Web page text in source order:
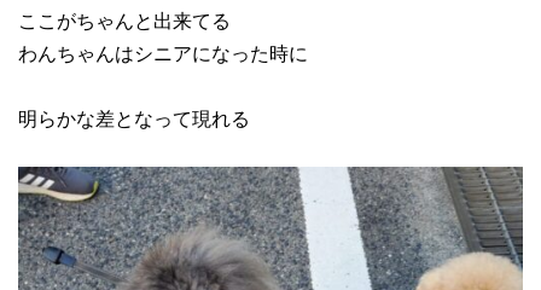
ここがちゃんと出来てる
わんちゃんはシニアになった時に
明らかな差となって現れる